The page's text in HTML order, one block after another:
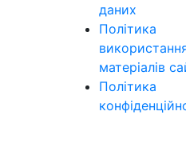
даних
Політика
матеріалів
Політика